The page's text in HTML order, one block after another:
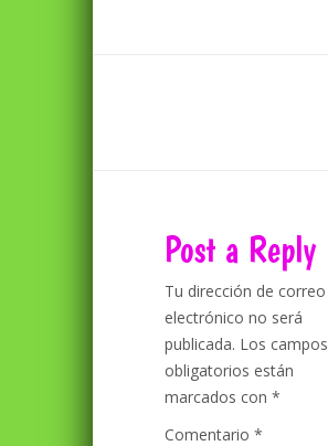
Post a Reply
Tu dirección de correo
electrónico no será
publicada. Los campos
obligatorios están
marcados con *
Comentario *